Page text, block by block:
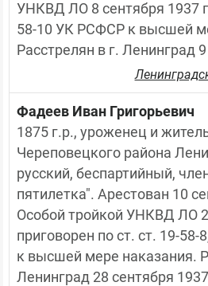
УНКВД ЛО 8 сентября 1937
58-10 УК РСФСР к высшей
Расстрелян в г. Ленинград
Фадеев Иван Григорьевич
1875 г.р., уроженец и
Череповецкого района
русский, беспартийный,
пятилетка". Арестован 10
Особой тройкой УНКВД ЛО
приговорен по ст. ст. 19-
к высшей мере наказания.
Ленинград 28 сентября